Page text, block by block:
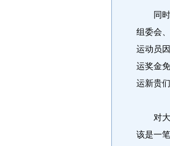
同时
组委会
运动员
运奖金
运新贵
对大多
该是一